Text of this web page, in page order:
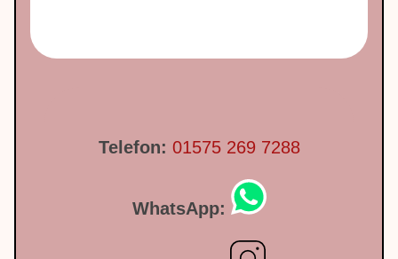
Telefon: 01575 269 7288
WhatsApp: